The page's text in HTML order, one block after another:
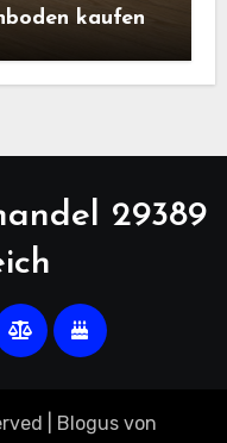
kaufen
29389
Blogus von